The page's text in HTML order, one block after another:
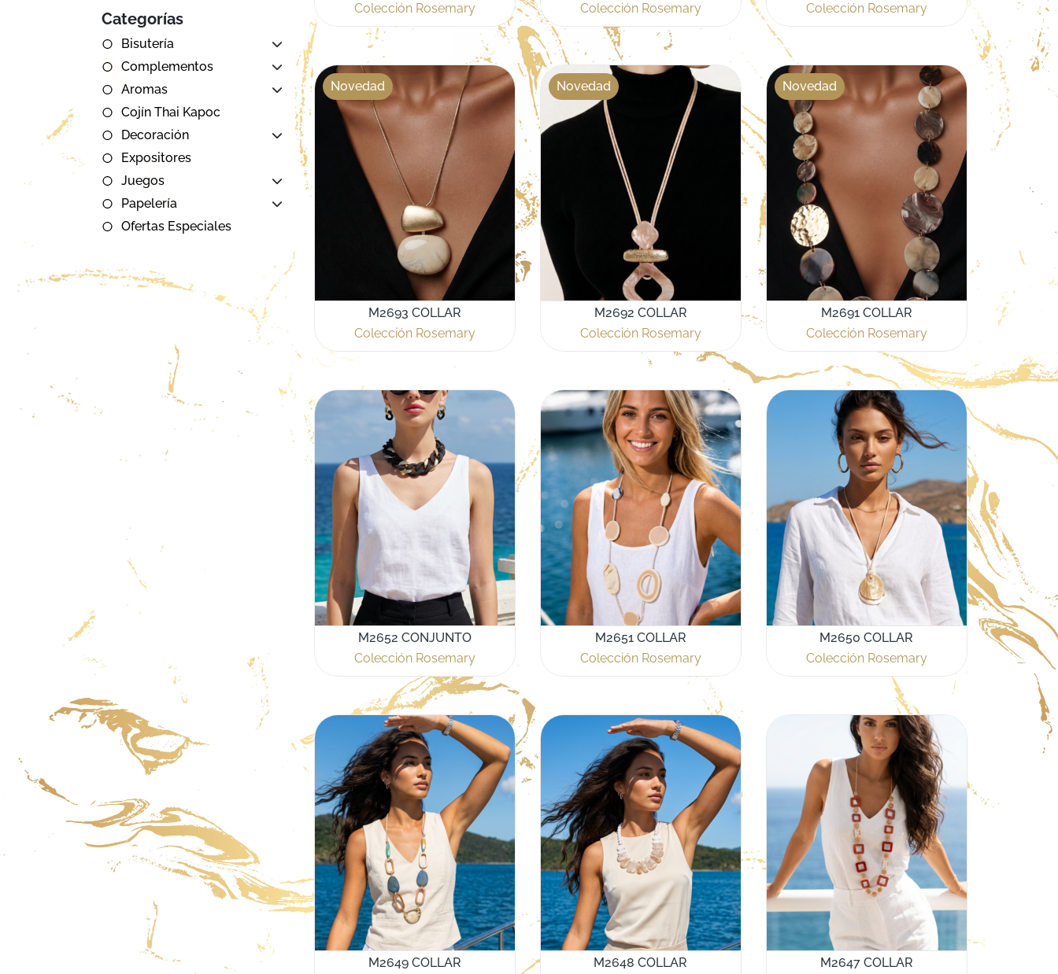
Categorías
Bisutería
Complementos
Aromas
Cojín Thai Kapoc
Decoración
Expositores
Juegos
Papelería
Ofertas Especiales
Colección Rosemary
Colección Rosemary
Colección Rosemary
Novedad
M2693 COLLAR
Colección Rosemary
Novedad
M2692 COLLAR
Colección Rosemary
Novedad
M2691 COLLAR
Colección Rosemary
M2652 CONJUNTO
Colección Rosemary
M2651 COLLAR
Colección Rosemary
M2650 COLLAR
Colección Rosemary
M2649 COLLAR
M2648 COLLAR
M2647 COLLAR